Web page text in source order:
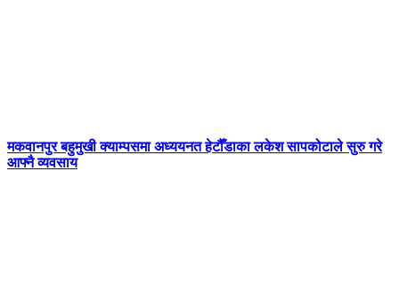
मकवानपुर बहुमुखी क्याम्पसमा अध्ययनत हेटौँडाका लकेश सापकोटाले सुरु गरे
आफ्नै व्यवसाय